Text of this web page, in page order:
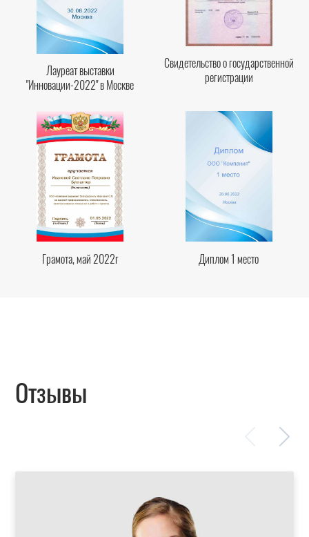
Лауреат выставки
"Инновации-2022" в Москве
Свидетельство о государственной
регистрации
Грамота, май 2022г Диплом 1 место
Отзывы